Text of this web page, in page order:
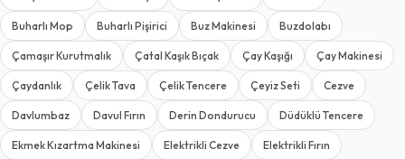
Buharlı Mop Buharlı Pişirici Buz Makinesi Buzdolabı
Çamaşır Kurutmalık Çatal Kaşık Bıçak Çay Kaşığı Çay Makinesi
Çaydanlık Çelik Tava Çelik Tencere Çeyiz Seti Cezve
Davlumbaz Davul Fırın Derin Dondurucu Düdüklü Tencere
Ekmek Kızartma Makinesi Elektrikli Cezve Elektrikli Fırın